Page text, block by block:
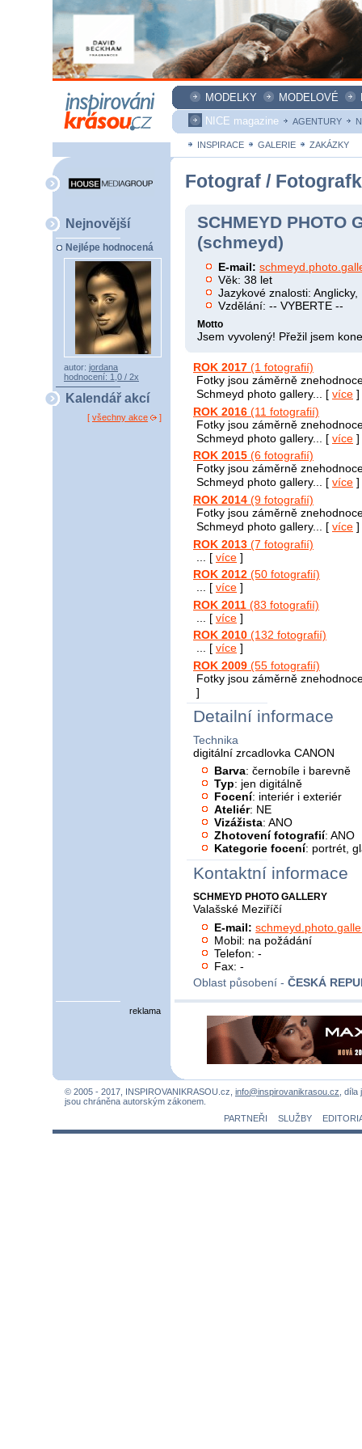
MODELKY MODELOVÉ
NICE magazine
AGENTURY
INSPIRACE GALERIE ZAKÁZKY
Nejnovější
Nejlépe hodnocená
autor: jordana
hodnocení: 1,0 / 2x
Kalendář akcí
[ všechny akce ]
Fotograf /
SCHMEYD PHOTO
(schmeyd)
E-mail:
Věk: 38 let
Jazykové znalosti:
Vzdělání: -- VYBERTE --
Motto
Jsem vyvolený! Přežil jsem
ROK 2017 (1 fotografií)
Fotky jsou záměrně
Schmeyd photo gallery... [ více ]
ROK 2016 (11 fotografií)
Fotky jsou záměrně
Schmeyd photo gallery... [ více ]
ROK 2015 (6 fotografií)
Fotky jsou záměrně
Schmeyd photo gallery... [ více ]
ROK 2014 (9 fotografií)
Fotky jsou záměrně
Schmeyd photo gallery... [ více ]
ROK 2013 (7 fotografií)
... [ více ]
ROK 2012 (50 fotografií)
... [ více ]
ROK 2011 (83 fotografií)
... [ více ]
ROK 2010 (132 fotografií)
... [ více ]
ROK 2009 (55 fotografií)
Fotky jsou záměrně
]
Detailní informace
Technika
digitální zrcadlovka CANON
Barva: černobíle i barevně
Typ: jen digitálně
Focení: interiér i exteriér
Ateliér: NE
Vizážista: ANO
Zhotovení fotografií: ANO
Kategorie focení: portrét,
Kontaktní informace
SCHMEYD PHOTO GALLERY
Valašské Meziříčí
E-mail:
Mobil: na požádání
Telefon: -
Fax: -
Oblast působení - ČESKÁ
reklama
© 2005 - 2017, INSPIROVANIKRASOU.cz, info@inspirovanikrasou.cz ,
jsou chráněna autorským zákonem.
PARTNEŘI
SLUŽBY